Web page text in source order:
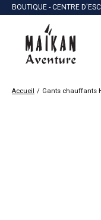
BOUTIQUE - CENTRE
Accueil / Gants chauffants